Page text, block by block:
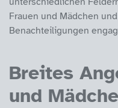
Frauen und Mädchen
Benachteiligungen
Breites
und